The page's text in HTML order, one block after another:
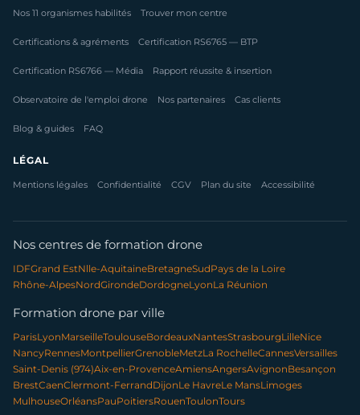
Nos 11 organismes habilités Trouver mon centre
Certifications & agréments Certification RS6765 — BTP
Certification RS6766 — Média Rapport réussite & insertion
Observatoire de l'emploi drone Nos partenaires Cas clients
Blog & guides FAQ
LÉGAL
Mentions légales Confidentialité CGV Plan du site Accessibilité
Nos centres de formation drone
IDFGrand EstNlle-AquitaineBretagneSudPays de la Loire
Rhône-AlpesNordGirondeDordogneLyonLa Réunion
Formation drone par ville
ParisLyonMarseilleToulouseBordeauxNantesStrasbourgLilleNice
NancyRennesMontpellierGrenobleMetzLa RochelleCannesVersailles
Saint-Denis (974)Aix-en-ProvenceAmiensAngersAvignonBesançon
BrestCaenClermont-FerrandDijonLe HavreLe MansLimoges
MulhouseOrléansPauPoitiersRouenToulonTours